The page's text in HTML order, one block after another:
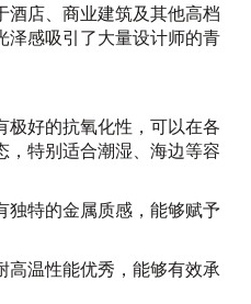
酒店、商业建筑及其他高档
泽感吸引了大量设计师的青
极好的抗氧化性，可以在各
，特别适合潮湿、海边等容
独特的金属质感，能够赋予
高温性能优秀，能够有效承